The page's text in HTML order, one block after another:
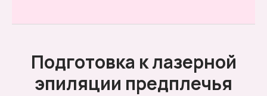
Подготовка к лазерной
эпиляции предплечья
Записаться на процедуру